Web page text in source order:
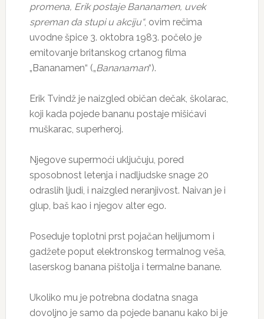
promena, Erik postaje Bananamen, uvek
spreman da stupi u akciju“, ovim rečima
uvodne špice 3. oktobra 1983. počelo je
emitovanje britanskog crtanog filma
„Bananamen“ („Bananaman“).
Erik Tvindž je naizgled običan dečak, školarac,
koji kada pojede bananu postaje mišićavi
muškarac, superheroj.
Njegove supermoći uključuju, pored
sposobnost letenja i nadljudske snage 20
odraslih ljudi, i naizgled neranjivost. Naivan je i
glup, baš kao i njegov alter ego.
Poseduje toplotni prst pojačan helijumom i
gadžete poput elektronskog termalnog veša,
laserskog banana pištolja i termalne banane.
Ukoliko mu je potrebna dodatna snaga
dovoljno je samo da pojede bananu kako bi je